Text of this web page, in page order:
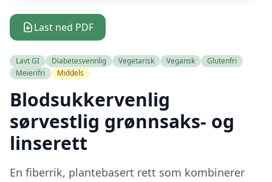
Last ned PDF
Lavt GI Diabetesvennlig Vegetarisk Vegansk
Glutenfri
Meierifri
Middels
Blodsukkervenlig
sørvestlig grønnsaks- og
linserett
En fiberrik, plantebasert rett som kombinerer